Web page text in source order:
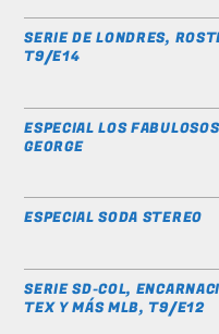
SERIE DE LONDRES,
T9/E14
ESPECIAL LOS
GEORGE
ESPECIAL SODA STEREO
SERIE SD-COL,
TEX Y MÁS MLB, T9/E12